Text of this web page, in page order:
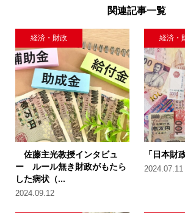
関連記事一覧
経済・財政
佐藤主光教授インタビュ
ー ルール無き財政がもたら
した病状（...
2024.09.12
経済・
「日本財
2024.07.11